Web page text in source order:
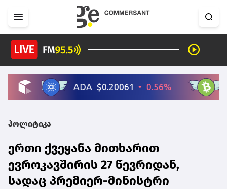
პოლიტიკა
ერთი ქვეყანა მითხარით
ევროკავშირის 27 წევრიდან,
სადაც პრემიერ-მინისტრი